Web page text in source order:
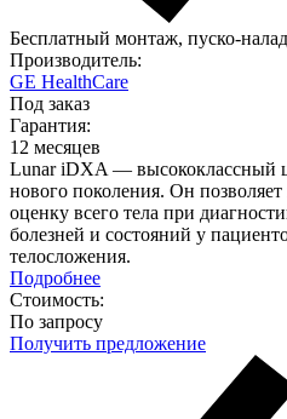
Бесплатный монтаж, пуско-
Производитель:
GE HealthCare
Под заказ
Гарантия:
12 месяцев
Lunar iDXA — высококлассный
нового поколения. Он
оценку всего тела при
болезней и состояний у
телосложения.
Подробнее
Стоимость:
По запросу
Получить предложение